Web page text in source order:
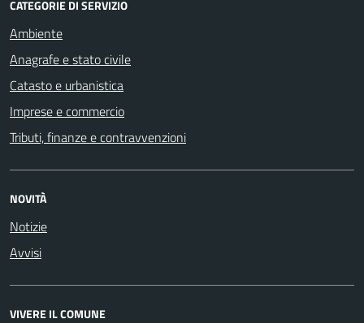
CATEGORIE DI SERVIZIO
Ambiente
Anagrafe e stato civile
Catasto e urbanistica
Imprese e commercio
Tributi, finanze e contravvenzioni
NOVITÀ
Notizie
Avvisi
VIVERE IL COMUNE